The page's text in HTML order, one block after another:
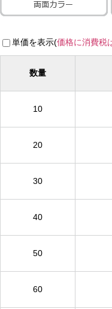
単価を表示(価格に消費税
数量
10
20
30
40
50
60